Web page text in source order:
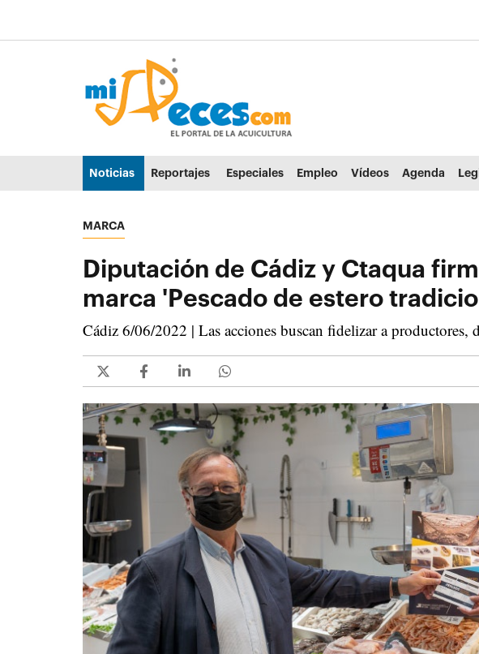
Ir al menú principal (alt + u)
Noticias Reportajes Especiales Empleo Vídeos Agenda
MARCA
Diputación de Cádiz y Ctaqua
marca 'Pescado de estero
Cádiz 6/06/2022 | Las acciones buscan fidelizar a